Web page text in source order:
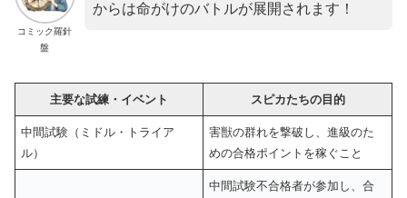
コミック羅針
盤
からは命がけのバトルが展開されます！
主要な試練・イベント スピカたちの目的
中間試験（ミドル・トライア
ル）
害獣の群れを撃破し、進級のた
めの合格ポイントを稼ぐこと
中間試験不合格者が参加し、合